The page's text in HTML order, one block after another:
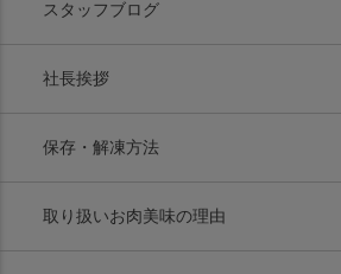
スタッフブログ
社長挨拶
保存・解凍方法
取り扱いお肉美味の理由